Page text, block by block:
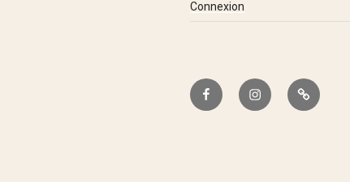
Connexion
FacebookInstagramBluesky